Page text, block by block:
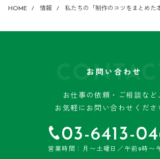
HOME 情報 私たちの「制作のコツをまとめた
お問い合わせ
お仕事の依頼・ご相談など
お気軽にお問い合わせくださ
03-6413-
営業時間：月〜土曜日／午前9時〜